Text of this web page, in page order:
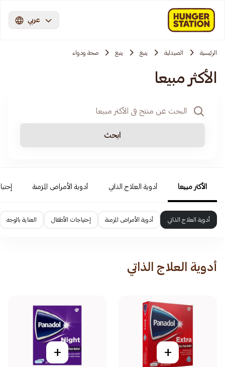
عربي
الرئيسية الصيدلية ينبع ينبع صحة ودواء
الأكثر مبيعا
ابحث
الأكثر مبيعا أدوية العلاج الذاتي أدوية الأمراض المزمنة
أدوية العلاج الذاتي أدوية الأمراض المزمنة إحتياجات الأطفال العناية بالوجه
أدوية العلاج الذاتي
+
+